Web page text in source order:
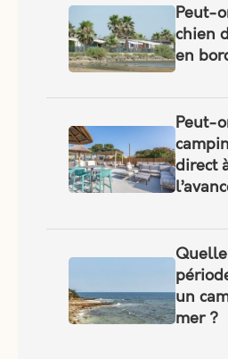
Peut-
chien
en
Peut-
direct
un
mer ?